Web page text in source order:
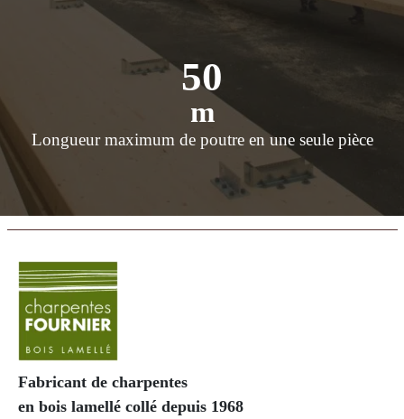
50
m
Longueur maximum de poutre en une seule pièce
Fabricant de charpentes
en bois lamellé collé depuis 1968